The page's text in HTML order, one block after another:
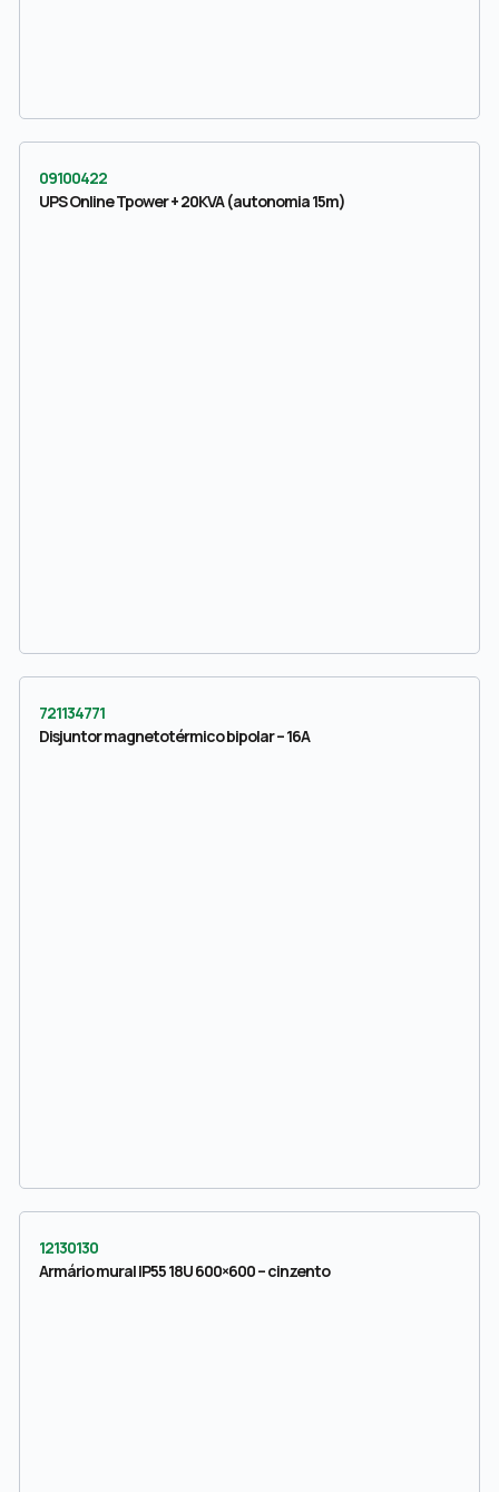
09100422
UPS Online Tpower + 20KVA (autonomia 15m)
721134771
Disjuntor magnetotérmico bipolar – 16A
12130130
Armário mural IP55 18U 600×600 – cinzento